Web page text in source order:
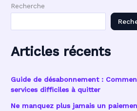
Recherche
Articles récents
Guide de désabonnement :
services difficiles à quitter
Ne manquez plus jamais un